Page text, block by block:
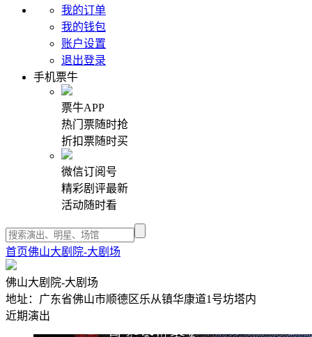
我的订单
我的钱包
账户设置
退出登录
手机票牛
票牛APP
热门票随时抢
折扣票随时买
微信订阅号
精彩剧评最新
活动随时看
首页佛山大剧院-大剧场
佛山大剧院-大剧场
地址：广东省佛山市顺德区乐从镇华康道1号坊塔内
近期演出